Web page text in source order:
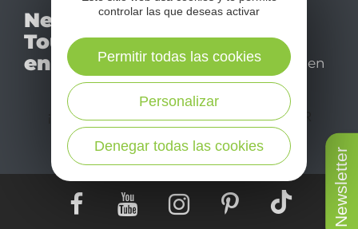
Newsletter
Newsletter
Tourismo
en Aveyron
No se pierda nuestro
déjese inspirar para
disfrutar de su estancia en
el Aveyron.
¡SUSCRÍBASE A NUESTRO NEWSLETTER
AQUÍ!
controlar las que deseas activar
Denegar todas las cookies
Personalizar
Permitir todas las cookies